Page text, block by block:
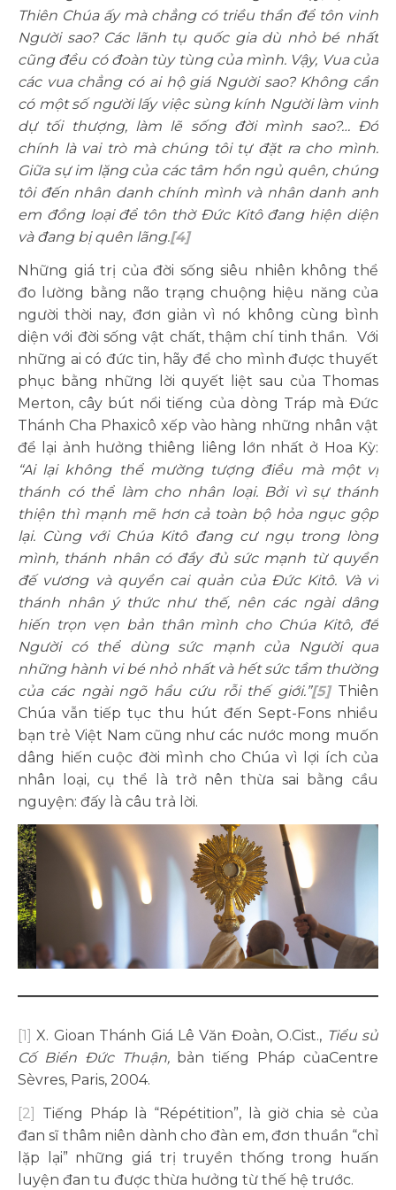
Thiên Chúa ấy mà chẳng có triều thần để tôn vinh
Người sao? Các lãnh tụ quốc gia dù nhỏ bé nhất
cũng đều có đoàn tùy tùng của mình. Vậy, Vua của
các vua chẳng có ai hộ giá Người sao? Không cần
có một số người lấy việc sùng kính Người làm vinh
dự tối thượng, làm lẽ sống đời mình sao?… Đó
chính là vai trò mà chúng tôi tự đặt ra cho mình.
Giữa sự im lặng của các tâm hồn ngủ quên, chúng
tôi đến nhân danh chính mình và nhân danh anh
em đồng loại để tôn thờ Đức Kitô đang hiện diện
và đang bị quên lãng.[4]
Những giá trị của đời sống siêu nhiên không thể
đo lường bằng não trạng chuộng hiệu năng của
người thời nay, đơn giản vì nó không cùng bình
diện với đời sống vật chất, thậm chí tinh thần. Với
những ai có đức tin, hãy để cho mình được thuyết
phục bằng những lời quyết liệt sau của Thomas
Merton, cây bút nổi tiếng của dòng Tráp mà Đức
Thánh Cha Phaxicô xếp vào hàng những nhân vật
để lại ảnh hưởng thiêng liêng lớn nhất ở Hoa Kỳ:
“Ai lại không thể mường tượng điều mà một vị
thánh có thể làm cho nhân loại. Bởi vì sự thánh
thiện thì mạnh mẽ hơn cả toàn bộ hỏa ngục gộp
lại. Cùng với Chúa Kitô đang cư ngụ trong lòng
mình, thánh nhân có đầy đủ sức mạnh từ quyền
đế vương và quyền cai quản của Đức Kitô. Và vì
thánh nhân ý thức như thế, nên các ngài dâng
hiến trọn vẹn bản thân mình cho Chúa Kitô, để
Người có thể dùng sức mạnh của Người qua
những hành vi bé nhỏ nhất và hết sức tầm thường
của các ngài ngõ hầu cứu rỗi thế giới.”[5]Thiên
Chúa vẫn tiếp tục thu hút đến Sept-Fons nhiều
bạn trẻ Việt Nam cũng như các nước mong muốn
dâng hiến cuộc đời mình cho Chúa vì lợi ích của
nhân loại, cụ thể là trở nên thừa sai bằng cầu
nguyện: đấy là câu trả lời.
[1] X. Gioan Thánh Giá Lê Văn Đoàn, O.Cist., Tiểu sử
Cố Biển Đức Thuận,bản tiếng Pháp củaCentre
Sèvres, Paris, 2004.
[2]
Tiếng Pháp là “Répétition”, là giờ chia sẻ của
đan sĩ thâm niên dành cho đàn em, đơn thuần “chỉ
lặp lại” những giá trị truyền thống trong huấn
luyện đan tu được thừa hưởng từ thế hệ trước.